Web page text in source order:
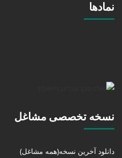
نمادها
نسخه تخصصی مشاغل
دانلود آخرین نسخه(همه مشاغل)